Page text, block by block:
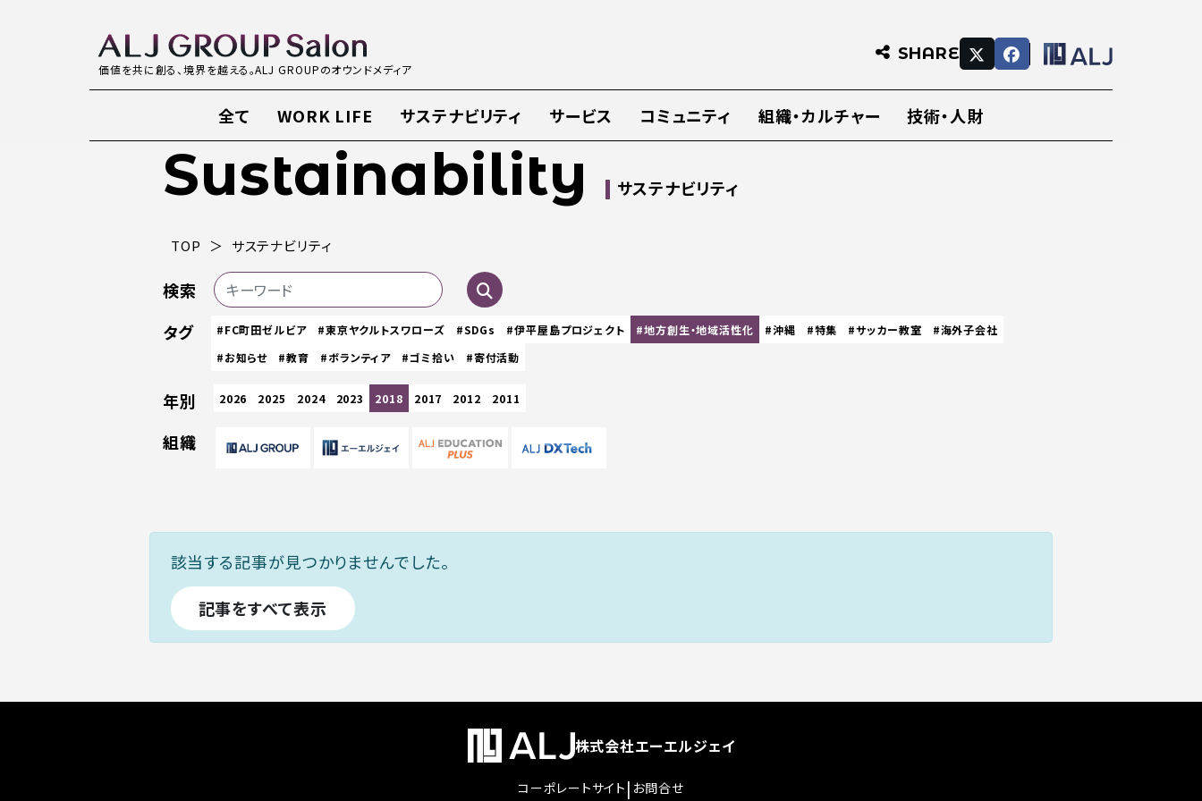
価値を共に創る、境界を越える。ALJ GROUPのオウンドメディア
SHARE
全て WORK LIFE サステナビリティ サービス コミュニティ 組織・カルチャー 技術・人財
Sustainability サステナビリティ
TOP サステナビリティ
検索
タグ
#FC町田ゼルビア #東京ヤクルトスワローズ #SDGs #伊平屋島プロジェクト #地方創生・地域活性化 #沖縄 #特集 #サッカー教室
#海外子会社
#お知らせ
#教育 #ボランティア #ゴミ拾い #寄付活動
年別 2026 2025 2024 2023 2018 2017 2012 2011
組織
該当する記事が見つかりませんでした。
記事をすべて表示
株式会社エーエルジェイ
コーポレートサイト | お問合せ